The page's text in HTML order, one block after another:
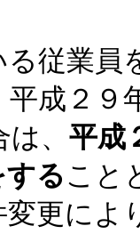
従業員
成２９
、 平成
る こと
更に